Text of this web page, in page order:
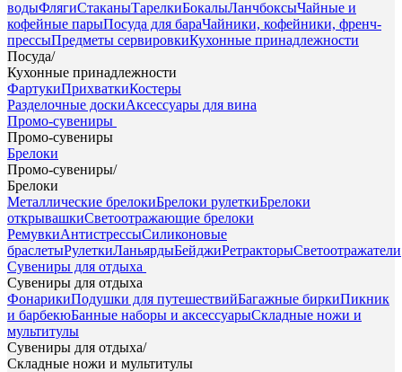
водыФлягиСтаканыТарелкиБокалыЛанчбоксыЧайные и
кофейные парыПосуда для бараЧайники, кофейники, френч-
прессыПредметы сервировкиКухонные принадлежности
Посуда/
Кухонные принадлежности
ФартукиПрихваткиКостеры
Разделочные доскиАксессуары для вина
Промо-сувениры
Промо-сувениры
Брелоки
Промо-сувениры/
Брелоки
Металлические брелокиБрелоки рулеткиБрелоки
открывашкиСветоотражающие брелоки
РемувкиАнтистрессыСиликоновые
браслетыРулеткиЛаньярдыБейджиРетракторыСветоотражатели
Сувениры для отдыха
Сувениры для отдыха
ФонарикиПодушки для путешествийБагажные биркиПикник
и барбекюБанные наборы и аксессуарыСкладные ножи и
мультитулы
Сувениры для отдыха/
Складные ножи и мультитулы